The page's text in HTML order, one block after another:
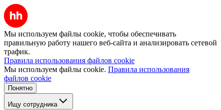
Мы используем файлы cookie, чтобы обеспечивать
правильную работу нашего веб-сайта и анализировать сетевой
трафик.
Правила использования файлов cookie
Мы используем файлы cookie. Правила использования
файлов cookie
Понятно
Ищу сотрудника